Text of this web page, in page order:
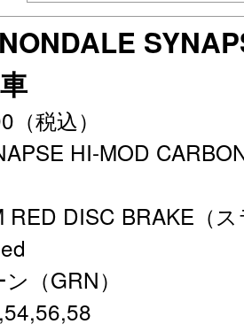
税込）
HI-MOD
RED DISC BRAKE（
（GRN）